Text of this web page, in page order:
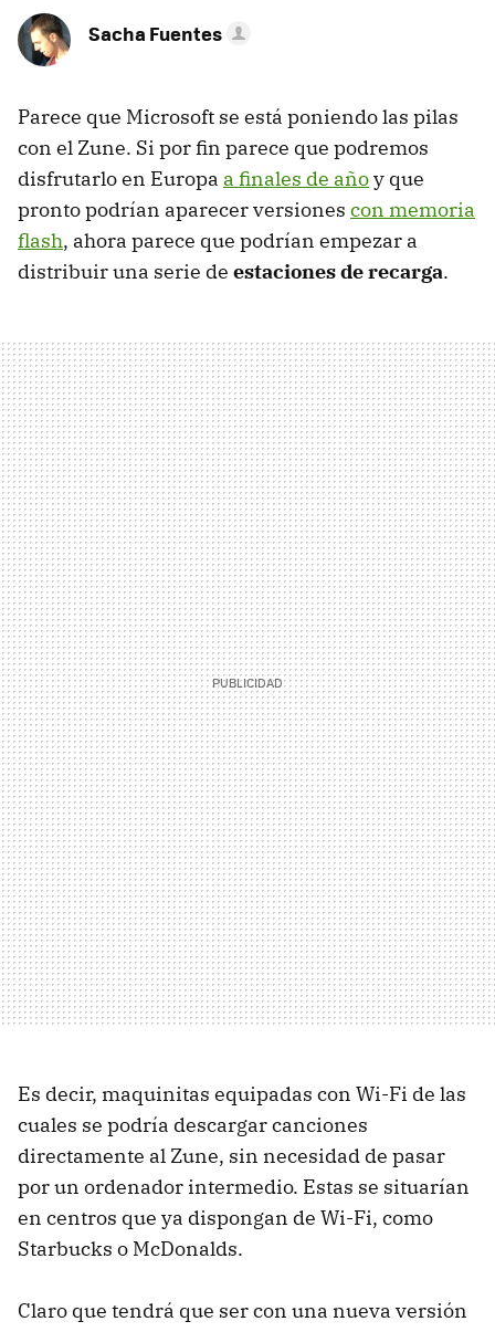
Sacha Fuentes
Parece que Microsoft se está poniendo las pilas
con el Zune. Si por fin parece que podremos
disfrutarlo en Europa a finales de añoy que
pronto podrían aparecer versiones con memoria
flash, ahora parece que podrían empezar a
distribuir una serie de estaciones de recarga.
Es decir, maquinitas equipadas con Wi-Fi de las
cuales se podría descargar canciones
directamente al Zune, sin necesidad de pasar
por un ordenador intermedio. Estas se situarían
en centros que ya dispongan de Wi-Fi, como
Starbucks o McDonalds.
Claro que tendrá que ser con una nueva versión